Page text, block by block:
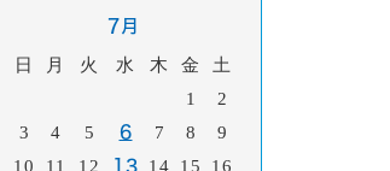
7月
日 月 火 水 木 金
土
1
2
3
4 5 6 7 8
9
10
11 12 13 14 15
16